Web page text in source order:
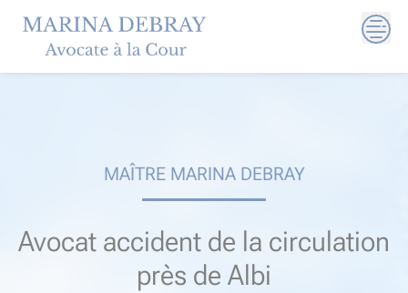
content
MAÎTRE MARINA DEBRAY
Avocat accident de la circulation
près de Albi